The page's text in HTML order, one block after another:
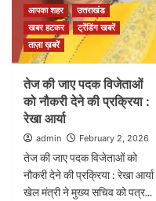
आपका शहर
उत्तराखंड
खबर हटकर
ट्रेंडिंग खबरें
ताज़ा ख़बरें
तेज की जाए पदक विजेताओं
को नौकरी देने की प्रक्रिया :
रेखा आर्या
admin February 2, 2026
तेज की जाए पदक विजेताओं को
नौकरी देने की प्रक्रिया : रेखा आर्या
खेल मंत्री ने मुख्य सचिव को पत्र...